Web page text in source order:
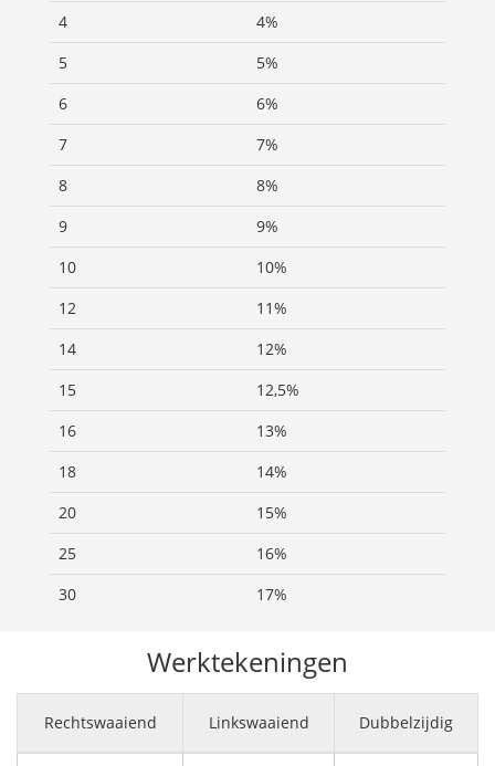
4
4%
5
5%
6
6%
7
7%
8
8%
9
9%
10
10%
12
11%
14
12%
15
12,5%
16
13%
18
14%
20
15%
25
16%
30
17%
Werktekeningen
Rechtswaaiend Linkswaaiend Dubbelzijdig